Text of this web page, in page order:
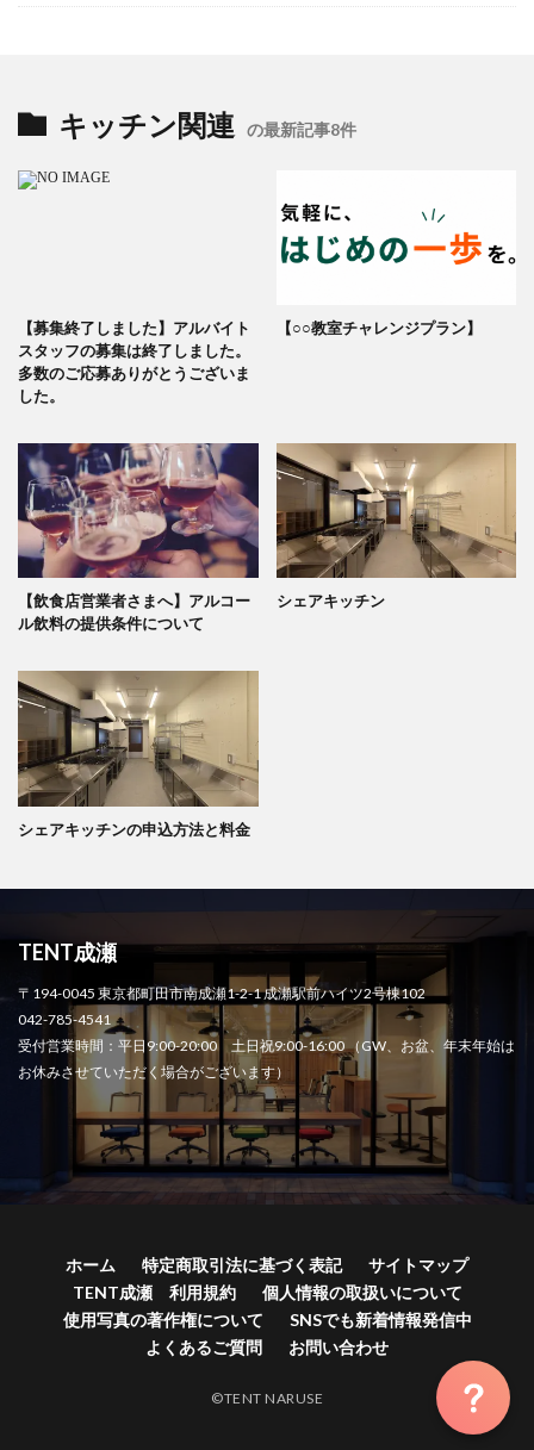
キッチン関連 の最新記事8件
【募集終了しました】アルバイト
スタッフの募集は終了しました。
多数のご応募ありがとうございま
した。
【○○教室チャレンジプラン】
【飲食店営業者さまへ】アルコー
ル飲料の提供条件について
シェアキッチン
シェアキッチンの申込方法と料金
TENT成瀬
〒194-0045 東京都町田市南成瀬1-2-1 成瀬駅前ハイツ2号棟102
042-785-4541
受付営業時間：平日9:00-20:00 土日祝9:00-16:00 （GW、お盆、年末年始は
お休みさせていただく場合がございます）
ホーム 特定商取引法に基づく表記
サイトマップ
TENT成瀬 利用規約
個人情報の取扱いについて
使用写真の著作権について
SNSでも新着情報発信中
よくあるご質問
お問い合わせ
©TENT NARUSE